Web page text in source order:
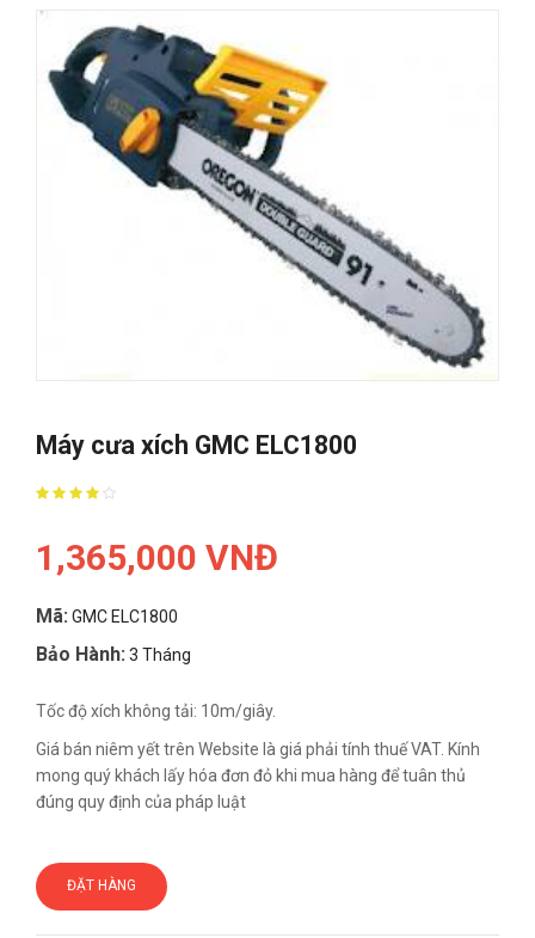
Máy cưa xích GMC ELC1800
1,365,000 VNĐ
Mã: GMC ELC1800
Bảo Hành: 3 Tháng
Tốc độ xích không tải: 10m/giây.
Giá bán niêm yết trên Website là giá phải tính thuế VAT. Kính
mong quý khách lấy hóa đơn đỏ khi mua hàng để tuân thủ
đúng quy định của pháp luật
ĐẶT HÀNG